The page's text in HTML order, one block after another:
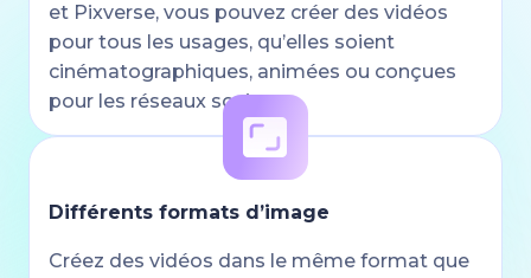
et Pixverse, vous pouvez créer des vidéos
pour tous les usages, qu’elles soient
cinématographiques, animées ou conçues
pour les réseaux sociaux.
Différents formats d’image
Créez des vidéos dans le même format que